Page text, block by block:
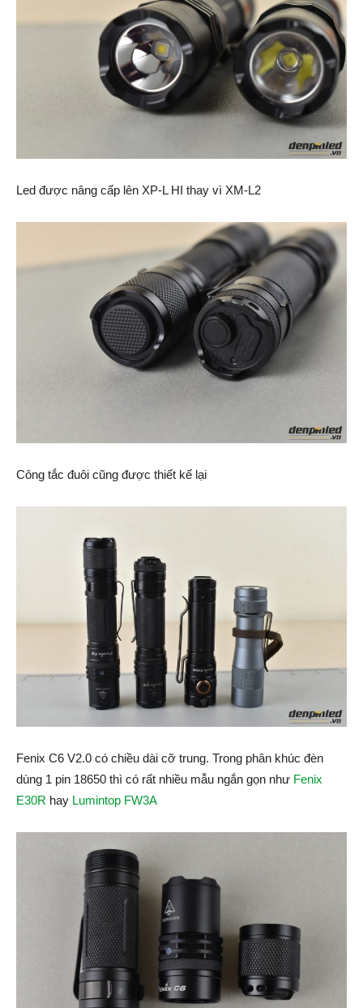
Led được nâng cấp lên XP-L HI thay vì XM-L2
Công tắc đuôi cũng được thiết kế lại
Fenix C6 V2.0 có chiều dài cỡ trung. Trong phân khúc đèn
dùng 1 pin 18650 thì có rất nhiều mẫu ngắn gọn như Fenix
E30R hay Lumintop FW3A